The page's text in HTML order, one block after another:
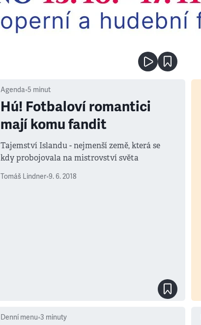
Agenda•5 minut
Hú! Fotbaloví romantici
mají komu fandit
Tajemství Islandu - nejmenší země, která se
kdy probojovala na mistrovství světa
Tomáš Lindner•9. 6. 2018
Denní menu•3 minuty